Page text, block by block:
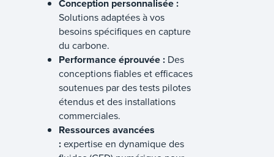
Conception personnalisée :
Solutions adaptées à vos
besoins spécifiques en capture
du carbone.
Performance éprouvée : Des
conceptions fiables et efficaces
soutenues par des tests pilotes
étendus et des installations
commerciales.
Ressources avancées
:expertise en dynamique des